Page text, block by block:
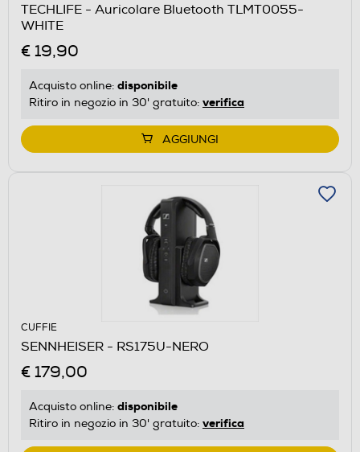
TECHLIFE - Auricolare Bluetooth TLMT0055-
WHITE
€ 19,90
Acquisto online: disponibile
Ritiro in negozio in 30' gratuito: verifica
AGGIUNGI
CUFFIE
SENNHEISER - RS175U-NERO
€ 179,00
Acquisto online: disponibile
Ritiro in negozio in 30' gratuito: verifica